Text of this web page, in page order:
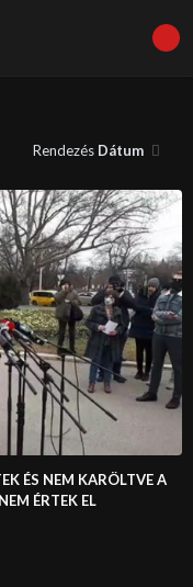
Rendezés Dátum
ÉS NEM KARÖLTVE A
ÉRTEK EL